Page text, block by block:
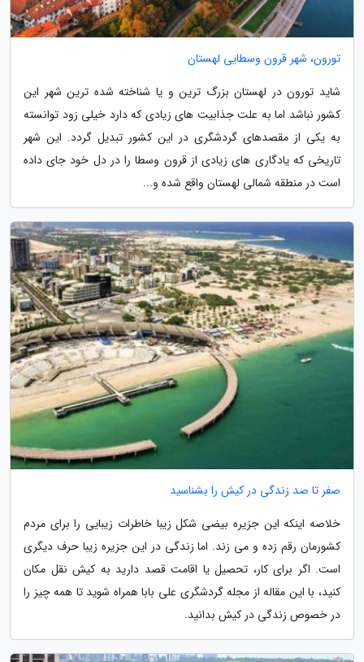
تورون، شهر قرون وسطایی لهستان
شاید تورون در لهستان بزرگ ترین و یا شناخته شده ترین شهر این
کشور نباشد اما به علت جذابیت های زیادی که دارد خیلی زود توانسته
به یکی از مقصدهای گردشگری در این کشور تبدیل گردد. این شهر
تاریخی که یادگاری های زیادی از قرون وسطا را در دل خود جای داده
است در منطقه شمالی لهستان واقع شده و...
صفر تا صد زندگی در کیش را بشناسید
خلاصه اینکه این جزیره بیضی شکل زیبا خاطرات زیبایی را برای مردم
کشورمان رقم زده و می زند. اما زندگی در این جزیره زیبا حرف دیگری
است. اگر برای کار، تحصیل یا اقامت قصد دارید به کیش نقل مکان
کنید، با این مقاله از مجله گردشگری علی بابا همراه شوید تا همه چیز را
در خصوص زندگی در کیش بدانید.